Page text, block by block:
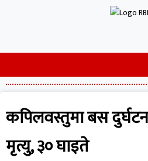
कपिलवस्तुमा बस
मृत्यु, ३० घाइते